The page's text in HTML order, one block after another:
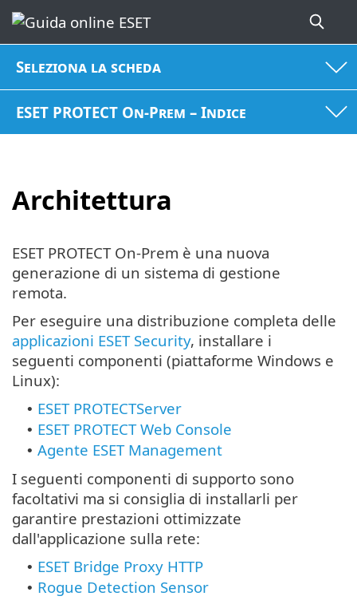
Seleziona la scheda
ESET PROTECT On-Prem – Indice
Architettura
ESET PROTECT On-Prem è una nuova
generazione di un sistema di gestione
remota.
Per eseguire una distribuzione completa delle
applicazioni ESET Security, installare i
seguenti componenti (piattaforme Windows e
Linux):
• ESET PROTECTServer
• ESET PROTECT Web Console
• Agente ESET Management
I seguenti componenti di supporto sono
facoltativi ma si consiglia di installarli per
garantire prestazioni ottimizzate
dall'applicazione sulla rete:
• ESET Bridge Proxy HTTP
• Rogue Detection Sensor